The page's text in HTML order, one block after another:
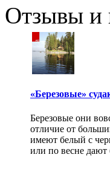
Отзывы и
«Березовые»
Березовые они
отличие от
имеют белый с
или по весне дают